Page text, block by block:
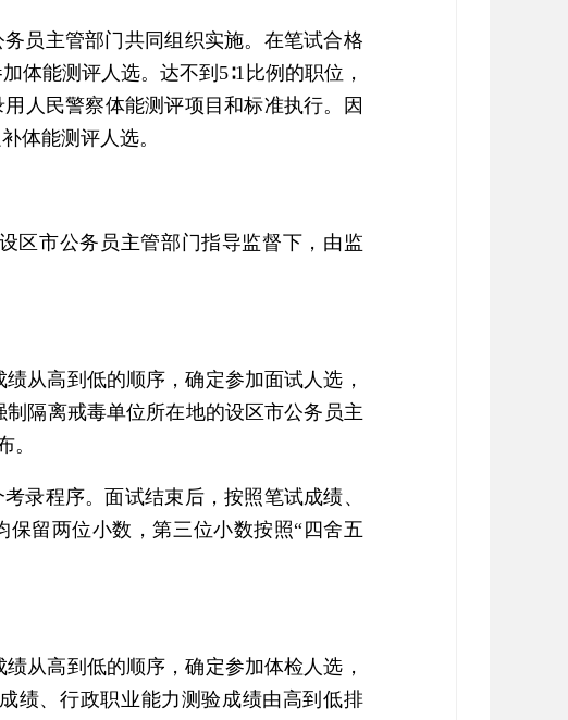
员主管部门共同组织实施。在笔试合格
体能测评人选。达不到5∶1比例的职位，
人民警察体能测评项目和标准执行。因
体能测评人选。
区市公务员主管部门指导监督下，由监
从高到低的顺序，确定参加面试人选，
隔离戒毒单位所在地的设区市公务员主
。
录程序。面试结束后，按照笔试成绩、
留两位小数，第三位小数按照“四舍五
从高到低的顺序，确定参加体检人选，
绩、行政职业能力测验成绩由高到低排